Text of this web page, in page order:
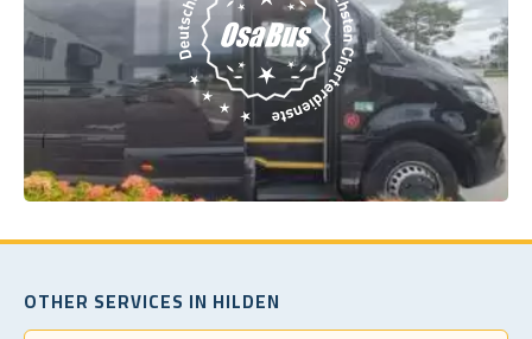
OTHER SERVICES IN HILDEN